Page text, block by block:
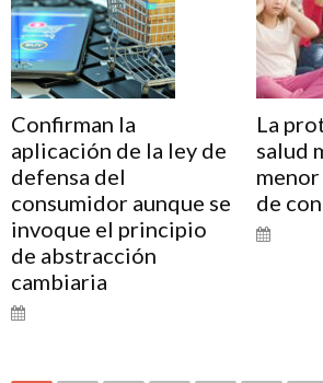
Confirman la
aplicación de la ley de
defensa del
consumidor aunque se
invoque el principio
de abstracción
cambiaria
La
salud
de